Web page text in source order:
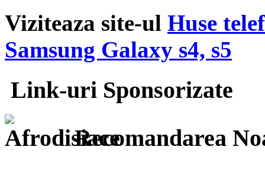
Viziteaza site-ul Huse
Samsung Galaxy s4, s5
Link-uri Sponsorizate
Recomandarea